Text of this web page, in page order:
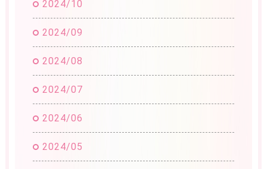
2024/10
2024/09
2024/08
2024/07
2024/06
2024/05